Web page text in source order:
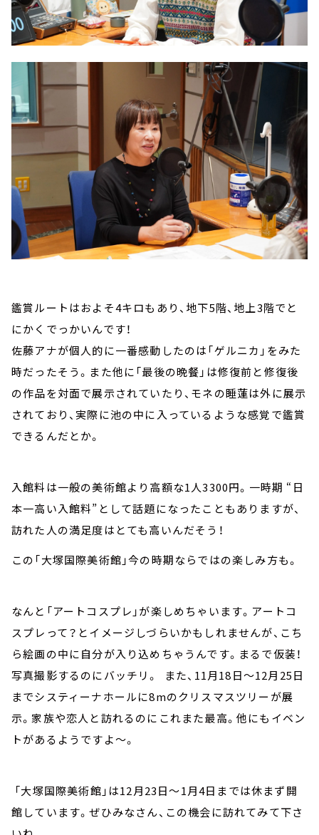
鑑賞ルートはおよそ4キロもあり、地下5階、地上3階でと
にかくでっかいんです！
佐藤アナが個人的に一番感動したのは「ゲルニカ」をみた
時だったそう。また他に「最後の晩餐」は修復前と修復後
の作品を対面で展示されていたり、モネの睡蓮は外に展示
されており、実際に池の中に入っているような感覚で鑑賞
できるんだとか。
入館料は一般の美術館より高額な1人3300円。一時期 “日
本一高い入館料”として話題になったこともありますが、
訪れた人の満足度はとても高いんだそう！
この「大塚国際美術館」今の時期ならではの楽しみ方も。
なんと「アートコスプレ」が楽しめちゃいます。アートコ
スプレって？とイメージしづらいかもしれませんが、こち
ら絵画の中に自分が入り込めちゃうんです。まるで仮装！
写真撮影するのにバッチリ。 また、11月18日～12月25日
までシスティーナホールに8mのクリスマスツリーが展
示。家族や恋人と訪れるのにこれまた最高。他にもイベン
トがあるようですよ～。
「大塚国際美術館」は12月23日～1月4日までは休まず開
館しています。ぜひみなさん、この機会に訪れてみて下さ